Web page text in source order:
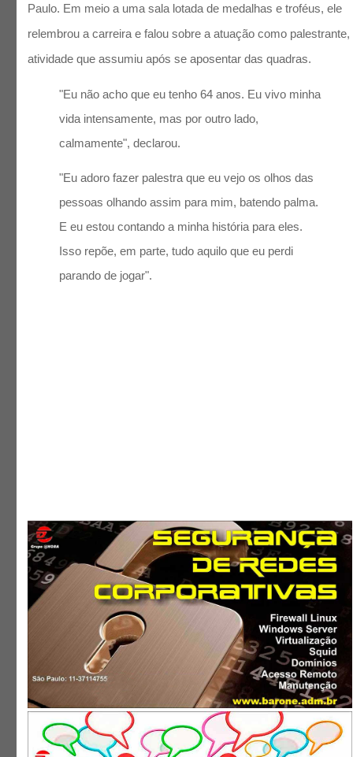
Paulo. Em meio a uma sala lotada de medalhas e troféus, ele
relembrou a carreira e falou sobre a atuação como palestrante,
atividade que assumiu após se aposentar das quadras.
"Eu não acho que eu tenho 64 anos. Eu vivo minha
vida intensamente, mas por outro lado,
calmamente", declarou.
"Eu adoro fazer palestra que eu vejo os olhos das
pessoas olhando assim para mim, batendo palma.
E eu estou contando a minha história para eles.
Isso repõe, em parte, tudo aquilo que eu perdi
parando de jogar".